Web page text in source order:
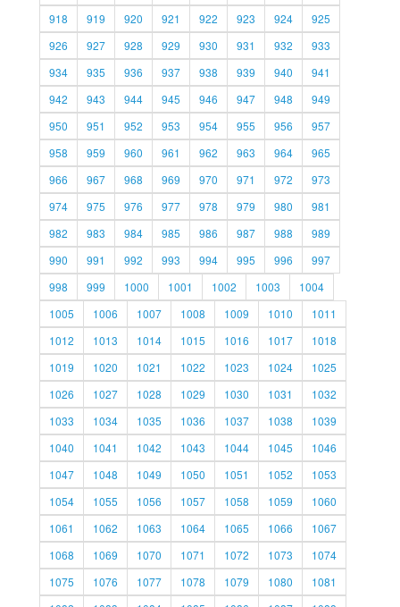
918
919 920 921 922 923 924
925
926
927 928 929 930 931 932
933
934
935 936 937 938 939 940
941
942
943 944 945 946 947 948
949
950
951 952 953 954 955 956
957
958
959 960 961 962 963 964
965
966
967 968 969 970 971 972
973
974
975 976 977 978 979 980
981
982
983 984 985 986 987 988
989
990
991 992 993 994 995 996
997
998
999 1000 1001 1002 1003
1004
1005
1006 1007 1008 1009 1010
1011
1012
1013 1014 1015 1016 1017
1018
1019
1020 1021 1022 1023 1024
1025
1026
1027 1028 1029 1030 1031
1032
1033
1034 1035 1036 1037 1038
1039
1040
1041 1042 1043 1044 1045
1046
1047
1048 1049 1050 1051 1052
1053
1054
1055 1056 1057 1058 1059
1060
1061
1062 1063 1064 1065 1066
1067
1068
1069 1070 1071 1072 1073
1074
1075
1076 1077 1078 1079 1080
1081